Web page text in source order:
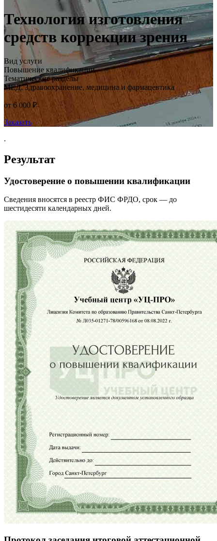
Технология изготовления
средств коррекции зрения
Вид услуги
Повышение квалификации
Тематические разделы
МЕД. Здравоохранение, медицина и фармацевтика
от 6 000 ₽
Заказать
.
Результат
Удостоверение о повышении квалификации
Сведения вносятся в реестр ФИС ФРДО, срок — до
шестидесяти календарных дней.